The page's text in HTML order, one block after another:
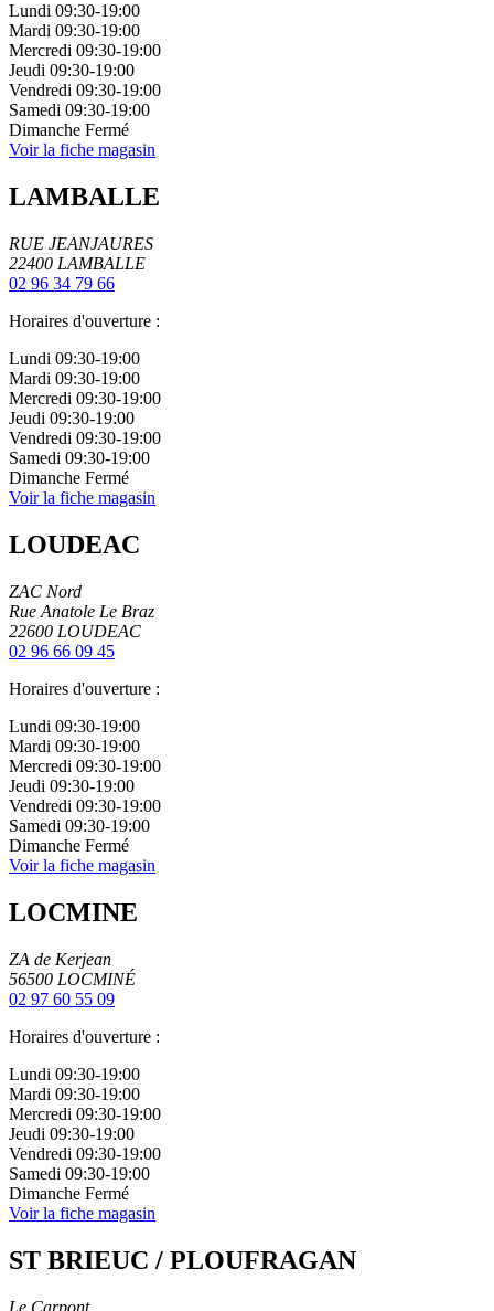
Lundi 09:30-19:00
Mardi 09:30-19:00
Mercredi 09:30-19:00
Jeudi 09:30-19:00
Vendredi 09:30-19:00
Samedi 09:30-19:00
Dimanche Fermé
Voir la fiche magasin
LAMBALLE
RUE JEANJAURES
22400 LAMBALLE
02 96 34 79 66
Horaires d'ouverture :
Lundi 09:30-19:00
Mardi 09:30-19:00
Mercredi 09:30-19:00
Jeudi 09:30-19:00
Vendredi 09:30-19:00
Samedi 09:30-19:00
Dimanche Fermé
Voir la fiche magasin
LOUDEAC
ZAC Nord
Rue Anatole Le Braz
22600 LOUDEAC
02 96 66 09 45
Horaires d'ouverture :
Lundi 09:30-19:00
Mardi 09:30-19:00
Mercredi 09:30-19:00
Jeudi 09:30-19:00
Vendredi 09:30-19:00
Samedi 09:30-19:00
Dimanche Fermé
Voir la fiche magasin
LOCMINE
ZA de Kerjean
56500 LOCMINÉ
02 97 60 55 09
Horaires d'ouverture :
Lundi 09:30-19:00
Mardi 09:30-19:00
Mercredi 09:30-19:00
Jeudi 09:30-19:00
Vendredi 09:30-19:00
Samedi 09:30-19:00
Dimanche Fermé
Voir la fiche magasin
ST BRIEUC / PLOUFRAGAN
Le Carpont